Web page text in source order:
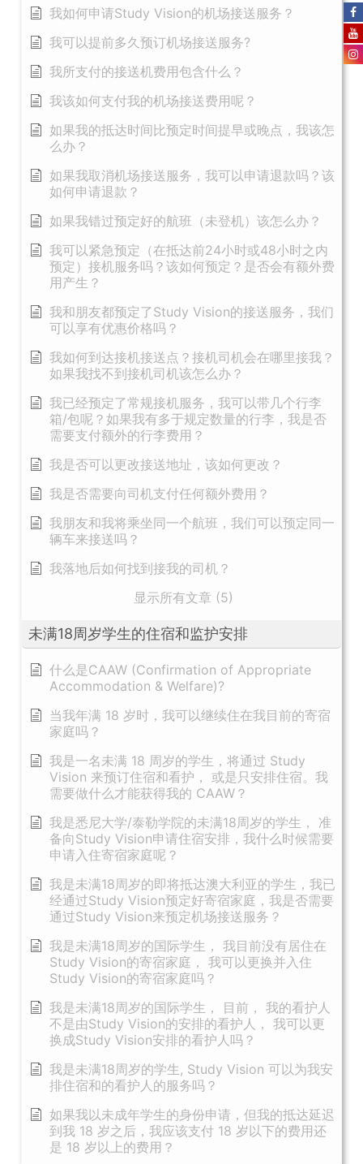
我如何申请Study Vision的机场接送服务？
我可以提前多久预订机场接送服务?
我所支付的接送机费用包含什么？
我该如何支付我的机场接送费用呢？
如果我的抵达时间比预定时间提早或晚点，我该怎
么办？
如果我取消机场接送服务，我可以申请退款吗？该
如何申请退款？
如果我错过预定好的航班（未登机）该怎么办？
我可以紧急预定（在抵达前24小时或48小时之内
预定）接机服务吗？该如何预定？是否会有额外费
用产生？
我和朋友都预定了Study Vision的接送服务，我们
可以享有优惠价格吗？
我如何到达接机接送点？接机司机会在哪里接我？
如果我找不到接机司机该怎么办？
我已经预定了常规接机服务，我可以带几个行李
箱/包呢？如果我有多于规定数量的行李，我是否
需要支付额外的行李费用？
我是否可以更改接送地址，该如何更改？
我是否需要向司机支付任何额外费用？
我朋友和我将乘坐同一个航班，我们可以预定同一
辆车来接送吗？
我落地后如何找到接我的司机？
显示所有文章 (5)
未满18周岁学生的住宿和监护安排
什么是CAAW (Confirmation of Appropriate
Accommodation & Welfare)?
当我年满 18 岁时，我可以继续住在我目前的寄宿
家庭吗？
我是一名未满 18 周岁的学生，将通过 Study
Vision 来预订住宿和看护， 或是只安排住宿。我
需要做什么才能获得我的 CAAW？
我是悉尼大学/泰勒学院的未满18周岁的学生， 准
备向Study Vision申请住宿安排，我什么时候需要
申请入住寄宿家庭呢？
我是未满18周岁的即将抵达澳大利亚的学生，我已
经通过Study Vision预定好寄宿家庭，我是否需要
通过Study Vision来预定机场接送服务？
我是未满18周岁的国际学生， 我目前没有居住在
Study Vision的寄宿家庭， 我可以更换并入住
Study Vision的寄宿家庭吗？
我是未满18周岁的国际学生， 目前， 我的看护人
不是由Study Vision的安排的看护人， 我可以更
换成Study Vision安排的看护人吗？
我是未满18周岁的学生, Study Vision 可以为我安
排住宿和的看护人的服务吗？
如果我以未成年学生的身份申请，但我的抵达延迟
到我 18 岁之后，我应该支付 18 岁以下的费用还
是 18 岁以上的费用？